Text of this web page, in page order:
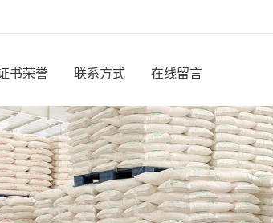
书荣誉 联系方式 在线留言